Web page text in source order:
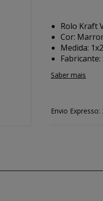
Rolo Kraft
Cor:
Medida:
Fabricante:
Saber mais
Envio